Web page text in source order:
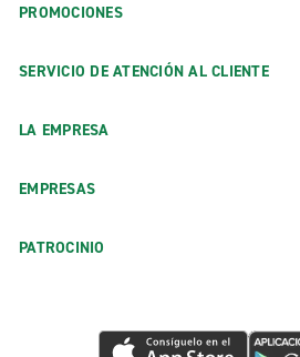
PROMOCIONES
SERVICIO DE ATENCIÓN AL CLIENTE
LA EMPRESA
EMPRESAS
PATROCINIO